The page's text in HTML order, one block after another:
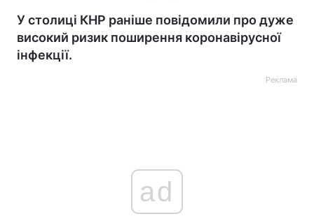
У столиці КНР раніше повідомили про дуже
високий ризик поширення коронавірусної
інфекції.
Реклама
ad